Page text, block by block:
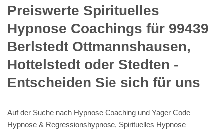
Preiswerte Spirituelles
Hypnose Coachings für 99439
Berlstedt Ottmannshausen,
Hottelstedt oder Stedten -
Entscheiden Sie sich für uns
Auf der Suche nach Hypnose Coaching und Yager Code
Hypnose & Regressionshypnose, Spirituelles Hypnose